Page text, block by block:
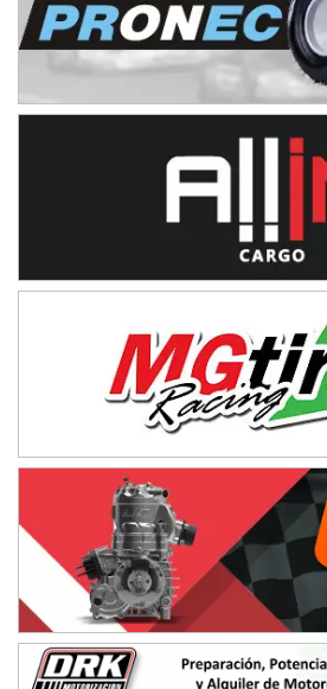
Avellaneda (Santa Fe)
SUR SANTAFESINO - F4
Rufino (Santa Fe)